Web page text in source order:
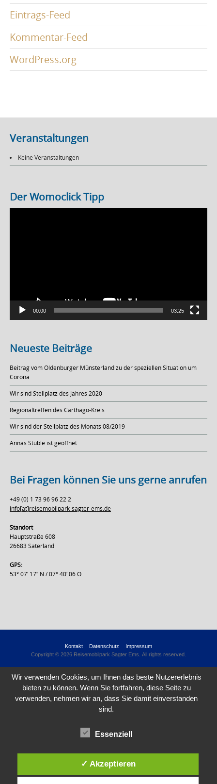
Eintrags-Feed
Kommentar-Feed
WordPress.org
Veranstaltungen
Keine Veranstaltungen
Der Womoclick Tipp
00:00 03:25
Neueste Beiträge
Beitrag vom Oldenburger Münsterland zu der speziellen Situation um
Corona
Wir sind Stellplatz des Jahres 2020
Regionaltreffen des Carthago-Kreis
Wir sind der Stellplatz des Monats 08/2019
Annas Stüble ist geöffnet
Bei Fragen können Sie uns gerne anrufen
+49 (0) 1 73 96 96 22 2
info[at]reisemobilpark-sagter-ems.de
Standort
Hauptstraße 608
26683 Saterland
GPS:
53° 07′ 17″ N / 07° 40′ 06 O
Kontakt Datenschutz
Impressum
Copyright © 2026 Reisemobilpark Sagter Ems. All rights reserved.
Wir verwenden Cookies, um Ihnen das beste Nutzererlebnis
bieten zu können. Wenn Sie fortfahren, diese Seite zu
verwenden, nehmen wir an, dass Sie damit einverstanden
sind.
Essenziell
✓ Akzeptieren